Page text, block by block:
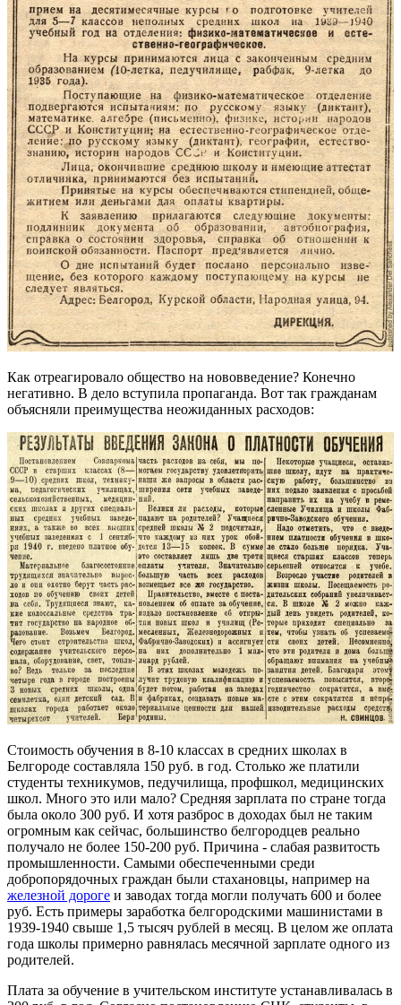
Как отреагировало общество на нововведение? Конечно
негативно. В дело вступила пропаганда. Вот так гражданам
объясняли преимущества неожиданных расходов:
Стоимость обучения в 8-10 классах в средних школах в
Белгороде составляла 150 руб. в год. Столько же платили
студенты техникумов, педучилища, профшкол, медицинских
школ. Много это или мало? Средняя зарплата по стране тогда
была около 300 руб. И хотя разброс в доходах был не таким
огромным как сейчас, большинство белгородцев реально
получало не более 150-200 руб. Причина - слабая развитость
промышленности. Самыми обеспеченными среди
добропорядочных граждан были стахановцы, например на
железной дороге и заводах тогда могли получать 600 и более
руб. Есть примеры заработка белгородскими машинистами в
1939-1940 свыше 1,5 тысяч рублей в месяц. В целом же оплата
года школы примерно равнялась месячной зарплате одного из
родителей.
Плата за обучение в учительском институте устанавливалась в